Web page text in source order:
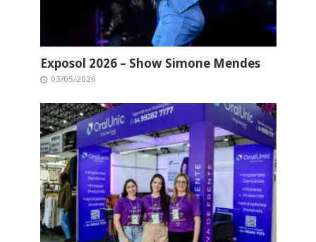
Exposol 2026 – Show Simone Mendes
03/05/2026